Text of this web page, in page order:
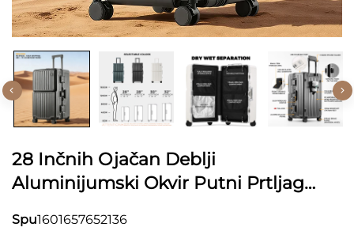
28 Inčnih Ojačan Deblji
Aluminijumski Okvir Putni Prtljag
Krađe Lozinka Prednji Otvoreni Kofer
Spu1601657652136